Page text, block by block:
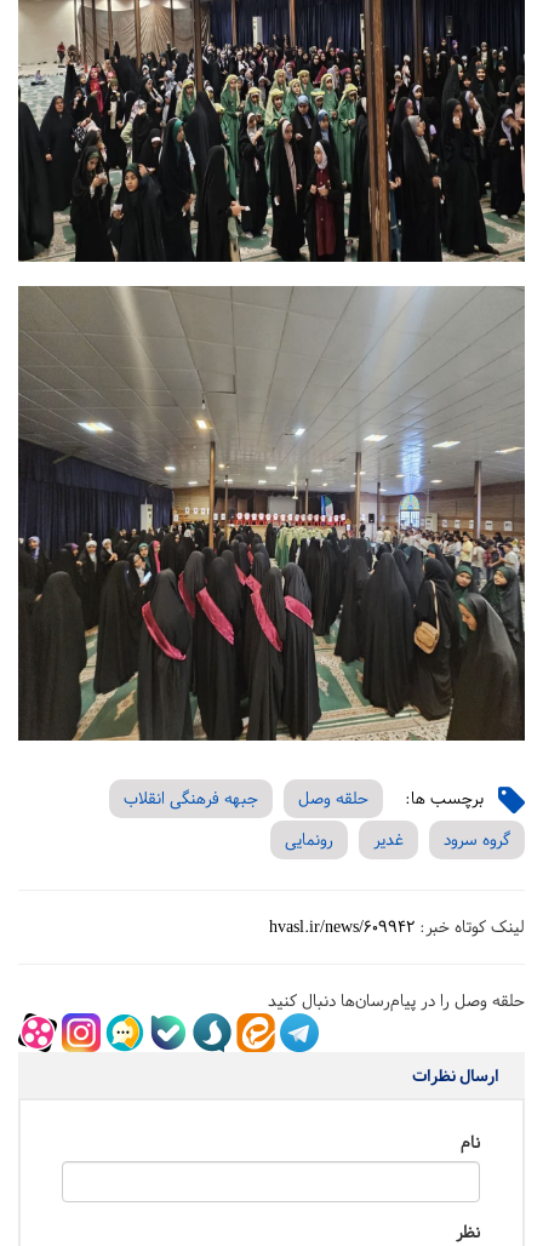
برچسب ها: حلقه وصل
جبهه فرهنگی انقلاب
گروه سرود
غدیر رونمایی
لینک کوتاه خبر: hvasl.ir/news/609942
حلقه وصل را در پیام‌رسان‌ها دنبال کنید
ارسال نظرات
نام
نظر